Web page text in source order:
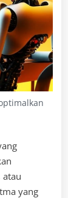
atau
yang